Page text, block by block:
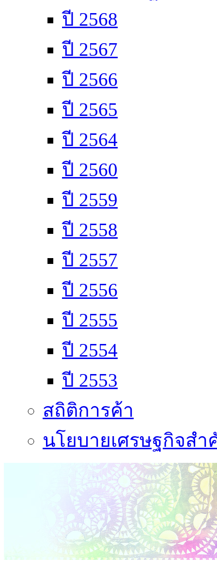
ปี 2568
ปี 2567
ปี 2566
ปี 2565
ปี 2564
ปี 2560
ปี 2559
ปี 2558
ปี 2557
ปี 2556
ปี 2555
ปี 2554
ปี 2553
สถิติการค้า
นโยบายเศรษฐกิจส